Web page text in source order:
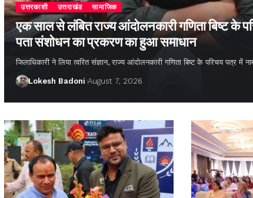
उत्तरकाशी उत्तराखंड सामाजिक
एक साल से लंबित राज्य आंदोलनकारी गणिता बिष्ट के
पता संशोधन का प्रकरण का हुआ समाधान
जिलाधिकारी ने लिया त्वरित संज्ञान, राज्य आंदोलनकारी गणिता बिष्ट के परिचय पत्र में
Lokesh Badoni August 7, 2026